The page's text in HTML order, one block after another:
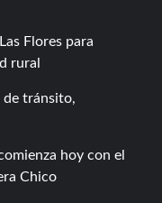
Flores para
rural
de tránsito,
hoy con el
Chico